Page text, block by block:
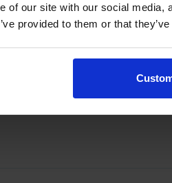
of our site with our social
provided to them or that
som specifikation.
och hydraulanslutningar,